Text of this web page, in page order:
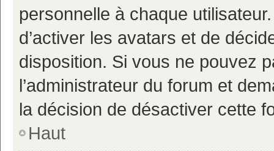
personnelle à chaque
d’activer les avatars et de
disposition. Si vous ne pouvez
l’administrateur du forum et
la décision de désactiver cette
Haut